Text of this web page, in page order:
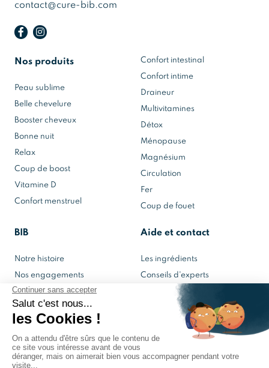
contact@cure-bib.com
Nos produits
Peau sublime
Belle chevelure
Booster cheveux
Bonne nuit
Relax
Coup de boost
Vitamine D
Confort menstruel
Confort intestinal
Confort intime
Draineur
Multivitamines
Détox
Ménopause
Magnésium
Circulation
Fer
Coup de fouet
BIB
Notre histoire
Nos engagements
Notre laboratoire
Mon espace BIB
Aide et contact
Les ingrédients
Conseils d'experts
Contactez-nous
© 2022 BIB